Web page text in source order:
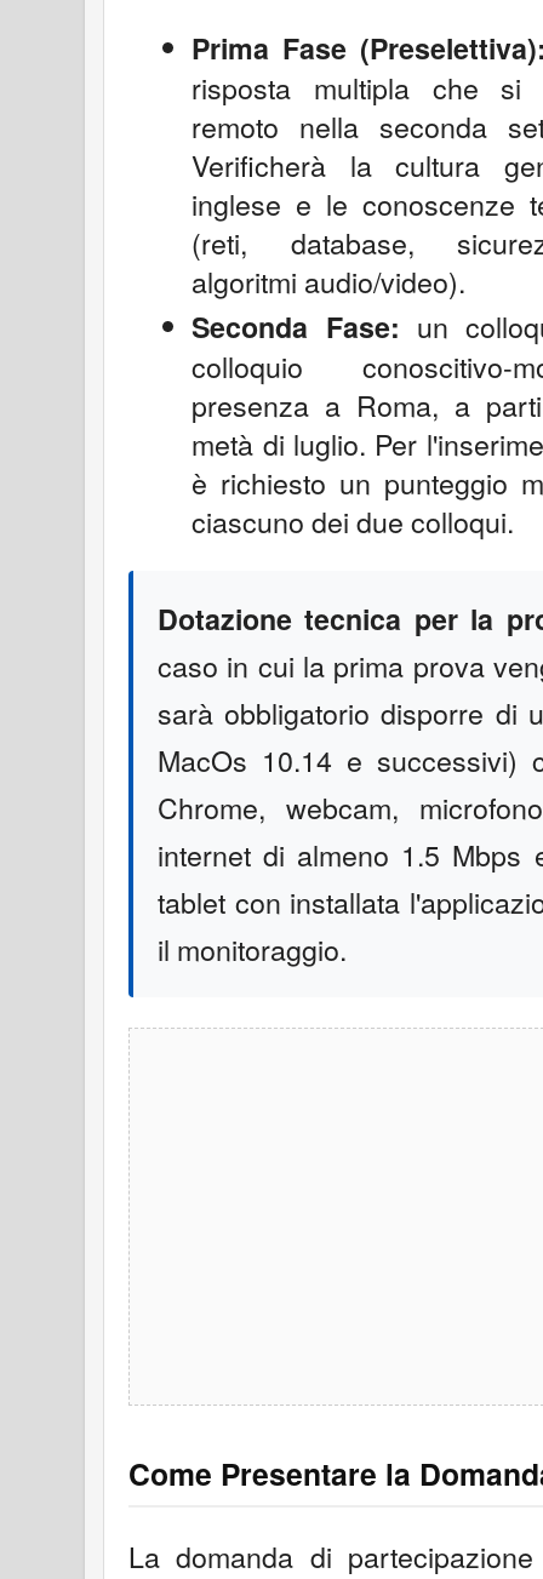
Prima Fase
risposta multipla che si
remoto nella seconda
Verificherà la cultura
inglese e le conoscenze
(reti, database,
algoritmi audio/video).
Seconda Fase: un
colloquio conoscitivo-
presenza a Roma, a
metà di luglio. Per
è richiesto un punteggio
ciascuno dei due colloqui.
Dotazione tecnica per la
caso in cui la prima prova
sarà obbligatorio disporre di
MacOs 10.14 e successivi)
Chrome, webcam,
internet di almeno 1.5 Mbps
tablet con installata
il monitoraggio.
Come Presentare la
La domanda di